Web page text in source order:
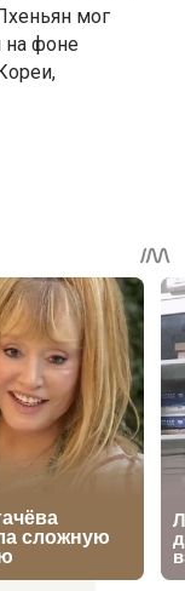
мог
на фоне